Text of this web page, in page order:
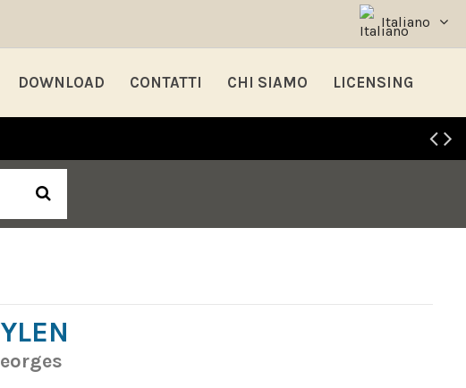
Italiano
DOWNLOAD CONTATTI CHI SIAMO LICENSING